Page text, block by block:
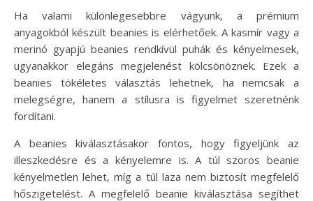
Ha valami különlegesebbre vágyunk, a prémium
anyagokból készült beanies is elérhetőek. A kasmír vagy a
merinó gyapjú beanies rendkívül puhák és kényelmesek,
ugyanakkor elegáns megjelenést kölcsönöznek. Ezek a
beanies tökéletes választás lehetnek, ha nemcsak a
melegségre, hanem a stílusra is figyelmet szeretnénk
fordítani.
A beanies kiválasztásakor fontos, hogy figyeljünk az
illeszkedésre és a kényelemre is. A túl szoros beanie
kényelmetlen lehet, míg a túl laza nem biztosít megfelelő
hőszigetelést. A megfelelő beanie kiválasztása segíthet